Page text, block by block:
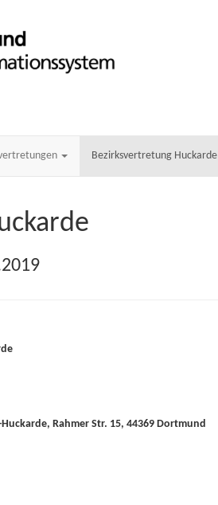
Bezirksvertretung Huckarde
Rahmer Str. 15, 44369 Dortmund